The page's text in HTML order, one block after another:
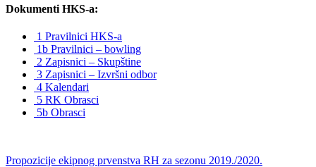
Dokumenti HKS-a:
1 Pravilnici HKS-a
1b Pravilnici – bowling
2 Zapisnici – Skupštine
3 Zapisnici – Izvršni odbor
4 Kalendari
5 RK Obrasci
5b Obrasci
Propozicije ekipnog prvenstva RH za sezonu 2019./2020.